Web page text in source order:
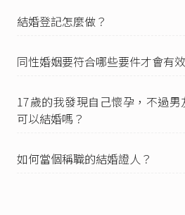
結婚登記怎麼做？
同性婚姻要符合哪些要件才會有
17歲的我發現自己懷孕，不過
可以結婚嗎？
如何當個稱職的結婚證人？